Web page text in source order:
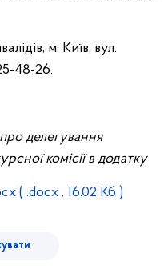
м. Київ, вул.
48-26.
делегування
комісії в додатку
( .docx , 16.02 Кб )